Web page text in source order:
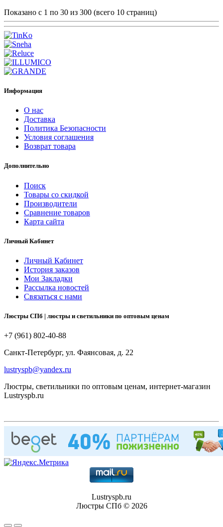
Показано с 1 по 30 из 300 (всего 10 страниц)
Информация
О нас
Доставка
Политика Безопасности
Условия соглашения
Возврат товара
Дополнительно
Поиск
Товары со скидкой
Производители
Сравнение товаров
Карта сайта
Личный Кабинет
Личный Кабинет
История заказов
Мои Закладки
Рассылка новостей
Связаться с нами
Люстры СПб | люстры и светильники по оптовым ценам
+7 (961) 802-40-88
Санкт-Петербург, ул. Фаянсовая, д. 22
lustryspb@yandex.ru
Люстры, светильники по оптовым ценам, интернет-магазин
Lustryspb.ru
Lustryspb.ru
Люстры СПб © 2026